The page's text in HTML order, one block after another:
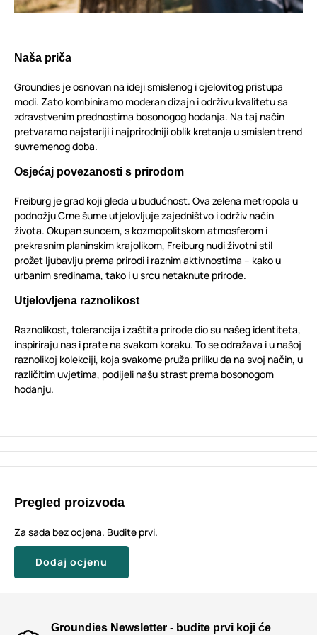
Naša priča
Groundies je osnovan na ideji smislenog i cjelovitog pristupa
modi. Zato kombiniramo moderan dizajn i održivu kvalitetu sa
zdravstvenim prednostima bosonogog hodanja. Na taj način
pretvaramo najstariji i najprirodniji oblik kretanja u smislen trend
suvremenog doba.
Osjećaj povezanosti s prirodom
Freiburg je grad koji gleda u budućnost. Ova zelena metropola u
podnožju Crne šume utjelovljuje zajedništvo i održiv način
života. Okupan suncem, s kozmopolitskom atmosferom i
prekrasnim planinskim krajolikom, Freiburg nudi životni stil
prožet ljubavlju prema prirodi i raznim aktivnostima – kako u
urbanim sredinama, tako i u srcu netaknute prirode.
Utjelovljena raznolikost
Raznolikost, tolerancija i zaštita prirode dio su našeg identiteta,
inspiriraju nas i prate na svakom koraku. To se odražava i u našoj
raznolikoj kolekciji, koja svakome pruža priliku da na svoj način, u
različitim uvjetima, podijeli našu strast prema bosonogom
hodanju.
Pregled proizvoda
Za sada bez ocjena. Budite prvi.
Dodaj ocjenu
Groundies Newsletter - budite prvi koji će